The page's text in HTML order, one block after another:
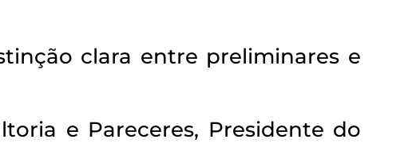
clara entre preliminares e
e Pareceres, Presidente do